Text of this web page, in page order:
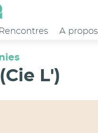
Rencontres A propos
L')